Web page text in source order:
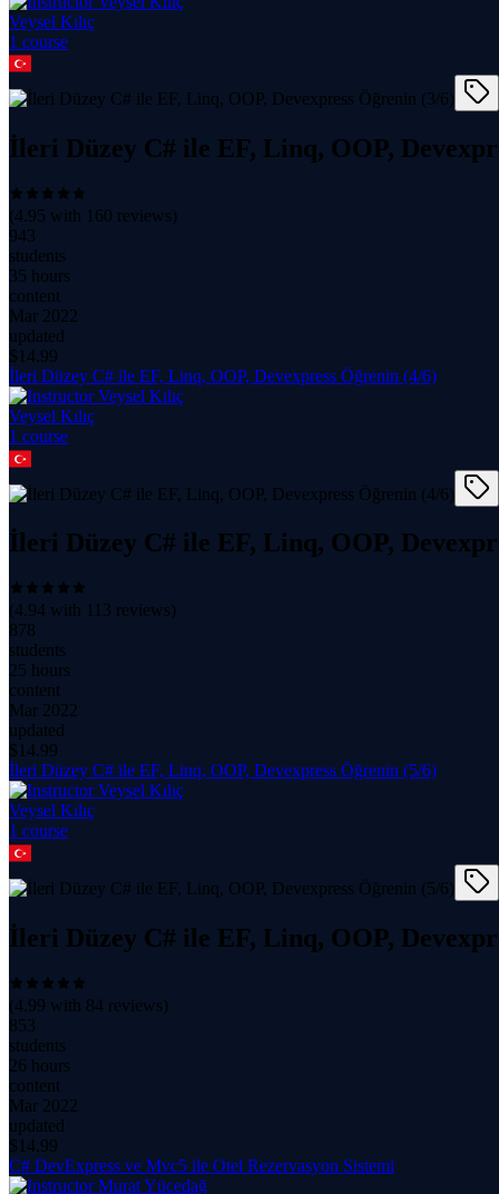
Veysel Kılıç
1 course
İleri Düzey C# ile EF, Linq, OOP,
(4.95 with 160 reviews)
943
students
35 hours
content
Mar 2022
updated
$ 14.99
İleri Düzey C# ile EF, Linq, OOP, Devexpress Öğrenin (4/6)
Veysel Kılıç
1 course
İleri Düzey C# ile EF, Linq, OOP,
(4.94 with 113 reviews)
878
students
25 hours
content
Mar 2022
updated
$ 14.99
İleri Düzey C# ile EF, Linq, OOP, Devexpress Öğrenin (5/6)
Veysel Kılıç
1 course
İleri Düzey C# ile EF, Linq, OOP,
(4.99 with 84 reviews)
853
students
26 hours
content
Mar 2022
updated
$ 14.99
C# DevExpress ve Mvc5 ile Otel Rezervasyon Sistemi